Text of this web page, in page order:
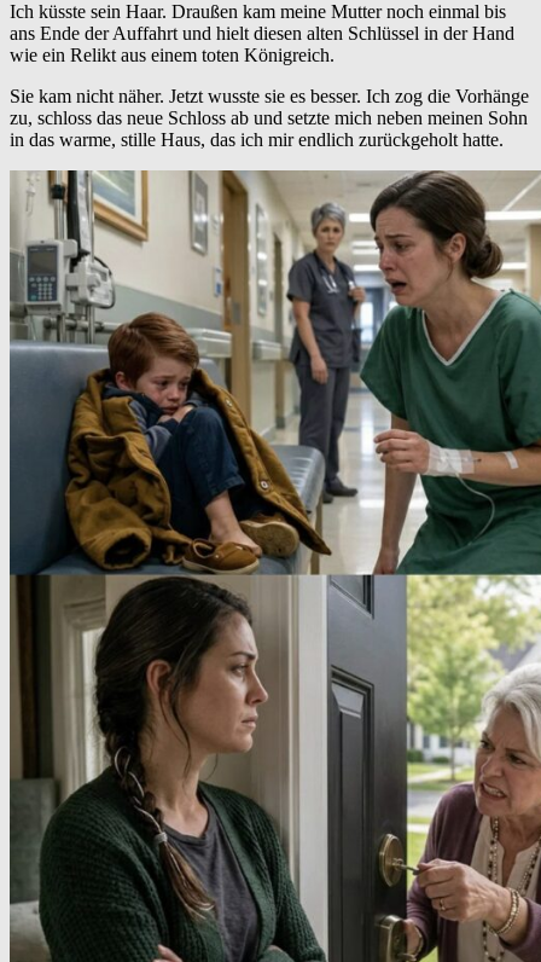
Ich küsste sein Haar. Draußen kam meine Mutter noch einmal bis
ans Ende der Auffahrt und hielt diesen alten Schlüssel in der Hand
wie ein Relikt aus einem toten Königreich.
Sie kam nicht näher. Jetzt wusste sie es besser. Ich zog die Vorhänge
zu, schloss das neue Schloss ab und setzte mich neben meinen Sohn
in das warme, stille Haus, das ich mir endlich zurückgeholt hatte.